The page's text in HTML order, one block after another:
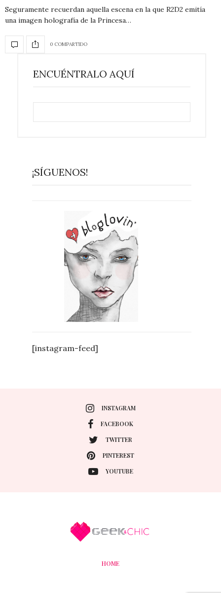
Seguramente recuerdan aquella escena en la que R2D2 emitía
una imagen holografía de la Princesa…
0 COMPARTIDO
ENCUÉNTRALO AQUÍ
¡SÍGUENOS!
[instagram-feed]
INSTAGRAM
FACEBOOK
TWITTER
PINTEREST
YOUTUBE
HOME